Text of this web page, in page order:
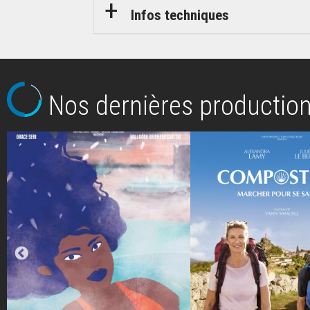
Infos techniques
Nos dernières